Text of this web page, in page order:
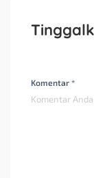
Komentar *